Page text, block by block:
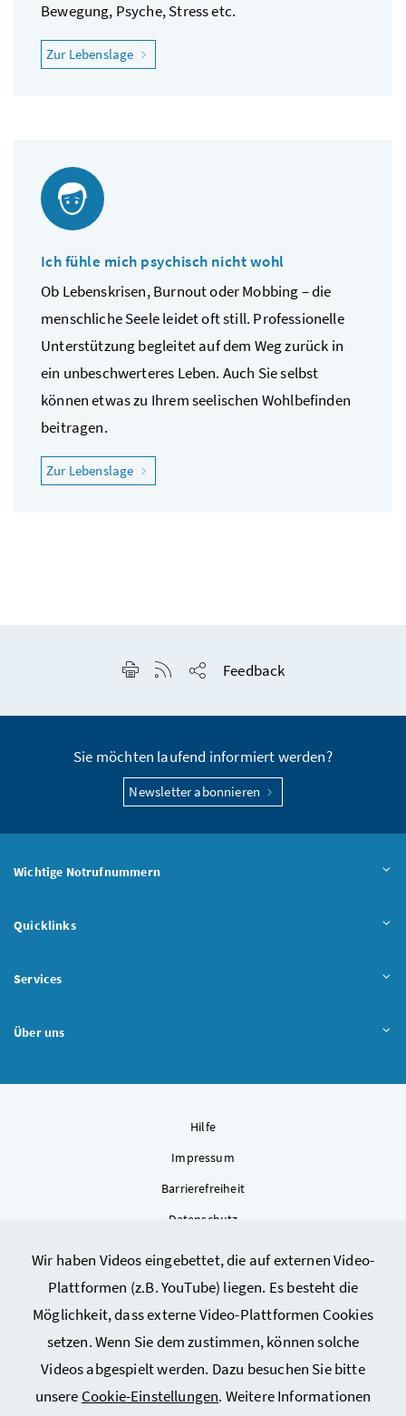
Wir haben Videos eingebettet, die auf externen Video-
Plattformen (z.B. YouTube) liegen. Es besteht die
Möglichkeit, dass externe Video-Plattformen Cookies
setzen. Wenn Sie dem zustimmen, können solche
Videos abgespielt werden. Dazu besuchen Sie bitte
unsere Cookie-Einstellungen. Weitere Informationen
Bewegung, Psyche, Stress etc.
Zur Lebenslage "Ich möchte gesund bleiben"
Ich fühle mich psychisch nicht wohl
Ob Lebenskrisen, Burnout oder Mobbing – die
menschliche Seele leidet oft still. Professionelle
Unterstützung begleitet auf dem Weg zurück in
ein unbeschwerteres Leben. Auch Sie selbst
können etwas zu Ihrem seelischen Wohlbefinden
beitragen.
Zur Lebenslage "Ich fühle mich psychisch nicht wohl"
Seite drucken
RSS-Feed anzeigen
Feedback
Sie möchten laufend informiert werden?
Newsletter abonnieren
Wichtige Notrufnummern
Quicklinks
Services
Über uns
Hilfe
Impressum
Barrierefreiheit
Datenschutz
Sitemap
Cookie-Einstellungen